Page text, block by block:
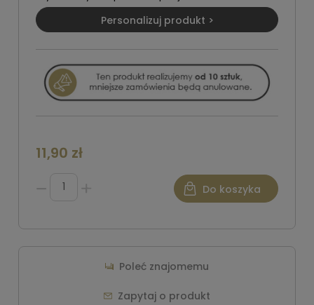
Personalizuj produkt >
11,90 zł
Do koszyka
Zapytaj o produkt
Poleć znajomemu